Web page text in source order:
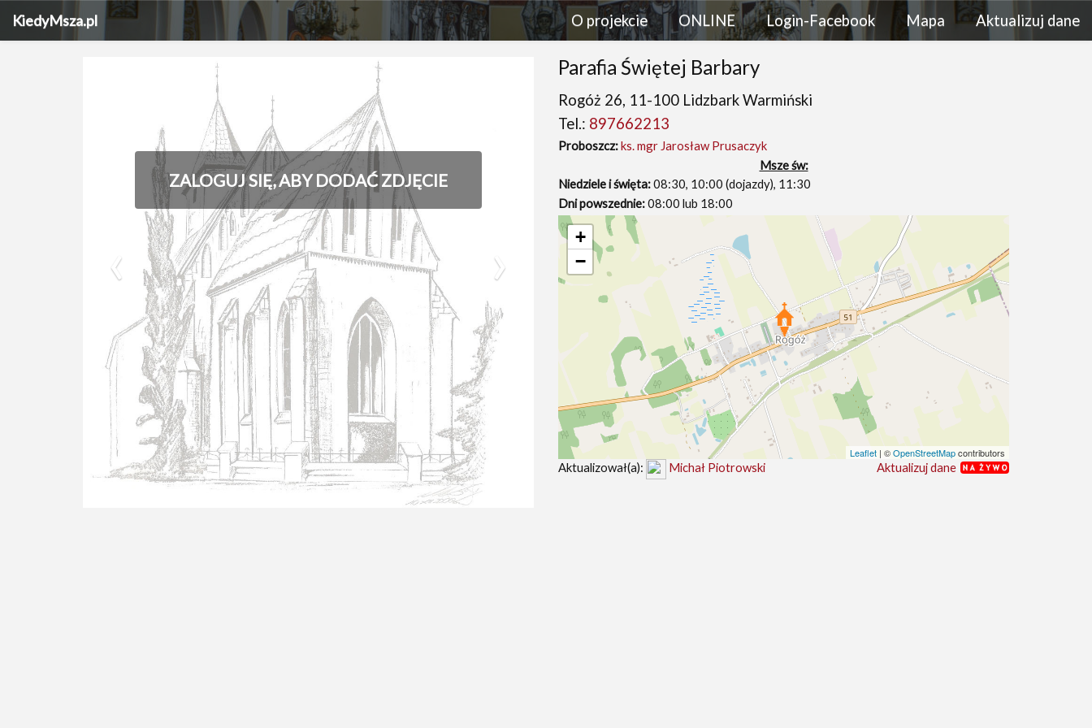
KiedyMsza.pl O projekcie ONLINE Login-Facebook Mapa Aktualizuj dane
ZALOGUJ SIĘ, ABY DODAĆ ZDJĘCIE
‹ ›
Parafia Świętej Barbary
Rogóż 26, 11-100 Lidzbark Warmiński
Tel.: 897662213
Proboszcz:ks. mgr Jarosław Prusaczyk
Msze św:
Niedziele i święta:08:30, 10:00 (dojazdy), 11:30
Dni powszednie:08:00 lub 18:00
+
−
Leaflet | ©OpenStreetMapcontributors
Aktualizuj dane
Aktualizował(a): Michał Piotrowski